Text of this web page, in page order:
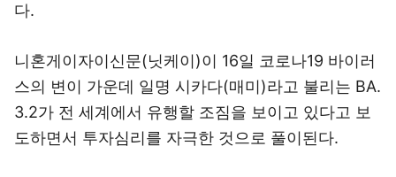
다.
니혼게이자이신문(닛케이)이 16일 코로나19 바이러
스의 변이 가운데 일명 시카다(매미)라고 불리는 BA.
3.2가 전 세계에서 유행할 조짐을 보이고 있다고 보
도하면서 투자심리를 자극한 것으로 풀이된다.